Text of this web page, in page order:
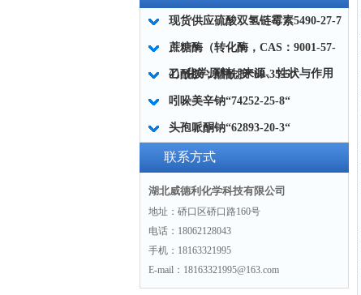
现货供应硫酸双氢链霉素5490-27-7
蔗糖酶（转化酶，CAS：9001-57-
4）化学原料：来源、性状与作用
乙酰胺；醋酰胺“60-35-5“
吲哚美辛钠“74252-25-8“
头孢哌酮钠“62893-20-3“
联系方式
湖北威德利化学科技有限公司
地址：硚口区硚口路160号
电话：18062128043
手机：18163321995
E-mail：18163321995@163.com